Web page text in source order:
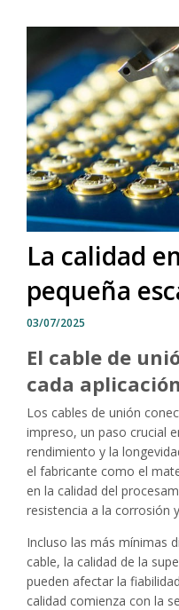
La calidad
pequeña
03/07/2025
El cable de
cada aplicación
Los cables de unión
impreso, un paso crucial
rendimiento y la
el fabricante como el
en la calidad del
resistencia a la corrosión
Incluso las más mínimas
cable, la calidad de la
pueden afectar la
calidad comienza con la